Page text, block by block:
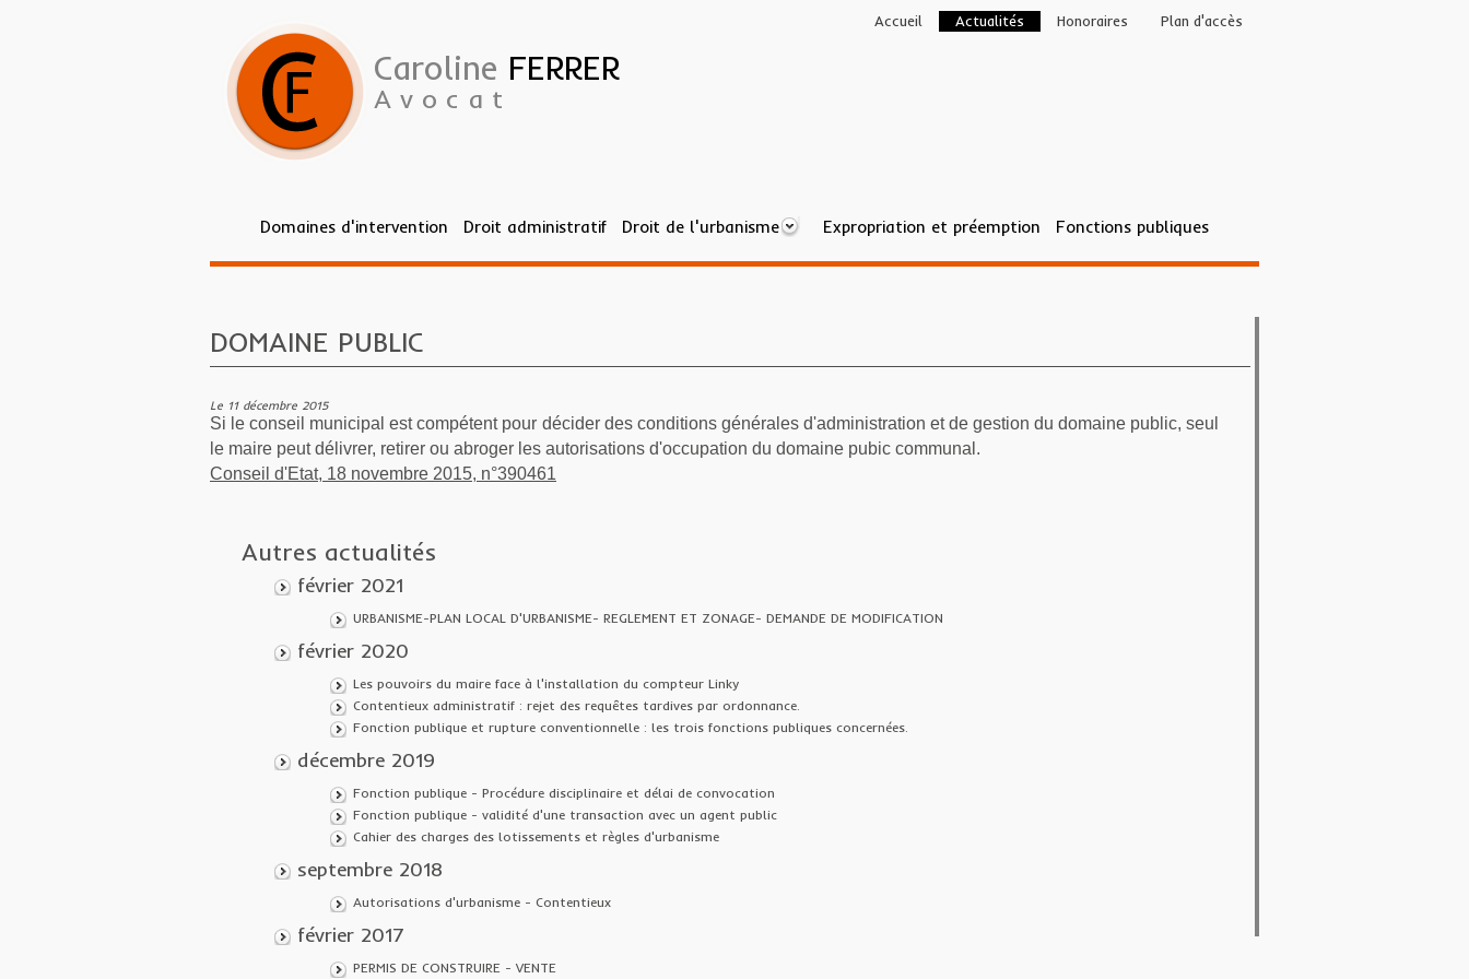
DOMAINE PUBLIC
Le 11 décembre 2015
Si le conseil municipal est compétent pour décider des conditions générales d'administration et de gestion du domaine public, seul
le maire peut délivrer, retirer ou abroger les autorisations d'occupation du domaine pubic communal.
Conseil d'Etat, 18 novembre 2015, n°390461
Autres actualités
février 2021
URBANISME-PLAN LOCAL D'URBANISME- REGLEMENT ET ZONAGE- DEMANDE DE MODIFICATION
février 2020
Les pouvoirs du maire face à l'installation du compteur Linky
Contentieux administratif : rejet des requêtes tardives par ordonnance.
Fonction publique et rupture conventionnelle : les trois fonctions publiques concernées.
décembre 2019
Fonction publique - Procédure disciplinaire et délai de convocation
Fonction publique - validité d'une transaction avec un agent public
Cahier des charges des lotissements et règles d'urbanisme
septembre 2018
Autorisations d'urbanisme - Contentieux
février 2017
PERMIS DE CONSTRUIRE - VENTE
Caroline FERRER
Avocat
Domaines d'intervention Droit administratif Droit de l'urbanisme Expropriation et préemption Fonctions publiques
Accueil Actualités Honoraires Plan d'accès